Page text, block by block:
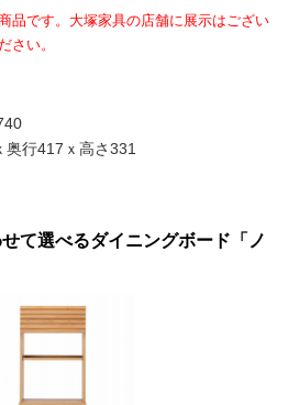
品です。大塚家具の店舗に展示はござい
さい。
行417ｘ高さ331
て選べるダイニングボード「ノ